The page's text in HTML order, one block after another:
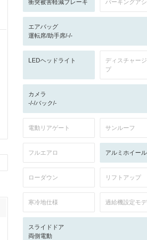
衝突被害軽減ブレーキ パーキングア
エアバッグ
運転席/助手席/-/-
LEDヘッドライト
ディスチャー
プ
カメラ
-/-/バック/-
電動リアゲート サンルーフ
フルエアロ アルミホイール
ローダウン リフトアップ
寒冷地仕様 過給機設定モ
スライドドア
両側電動